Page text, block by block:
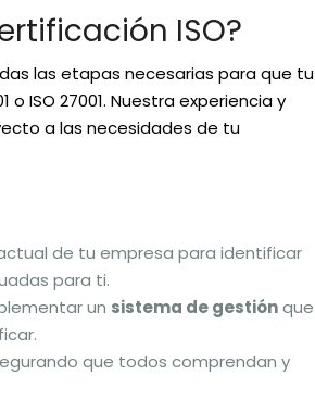
ISO?
las etapas necesarias para que tu
o ISO 27001. Nuestra experiencia y
a las necesidades de tu
de tu empresa para identificar
para ti.
un sistema de gestiónque
que todos comprendan y